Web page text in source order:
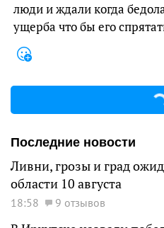
люди и ждали когда
ущерба что бы его
Последние новости
Ливни, грозы и град
области 10 августа
18:58 9 отзывов